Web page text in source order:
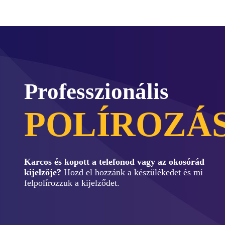
Professzionális
Karcos és kopott a telefonod vagy az okosórád
kijelzője? Hozd el hozzánk a készülékedet és mi
felpolírozzuk a kijelződet.